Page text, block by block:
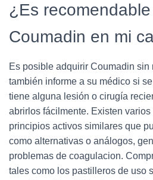
¿Es
Coumadin en mi
Es posible adquirir Coumadin sin
también informe a su médico si
tiene alguna lesión o cirugía
abrirlos fácilmente. Existen
principios activos similares que
como alternativas o análogos,
problemas de coagulacion.
tales como los pastilleros de uso